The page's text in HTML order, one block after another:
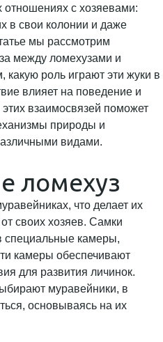
отношениях с хозяевами:
в свои колонии и даже
мы рассмотрим
между ломехузами и
роль играют эти жуки в
влияет на поведение и
взаимосвязей поможет
природы и
видами.
ломехуз
что делает их
своих хозяев. Самки
специальные камеры,
камеры обеспечивают
для развития личинок.
муравейники, в
основываясь на их